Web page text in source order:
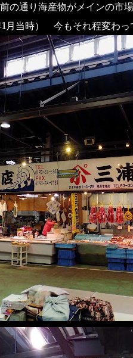
の通り海産物がメインの市場
月当時） 今もそれ程変わっ